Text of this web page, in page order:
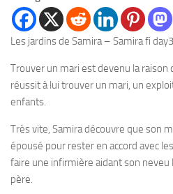
Trouver un mari est devenu la raison
réussit à lui trouver un mari, un
enfants.
Très vite, Samira découvre que son
épousé pour rester en accord avec
faire une infirmière aidant son neveu
père.